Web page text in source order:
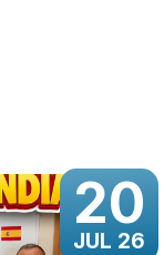
20
JUL 26